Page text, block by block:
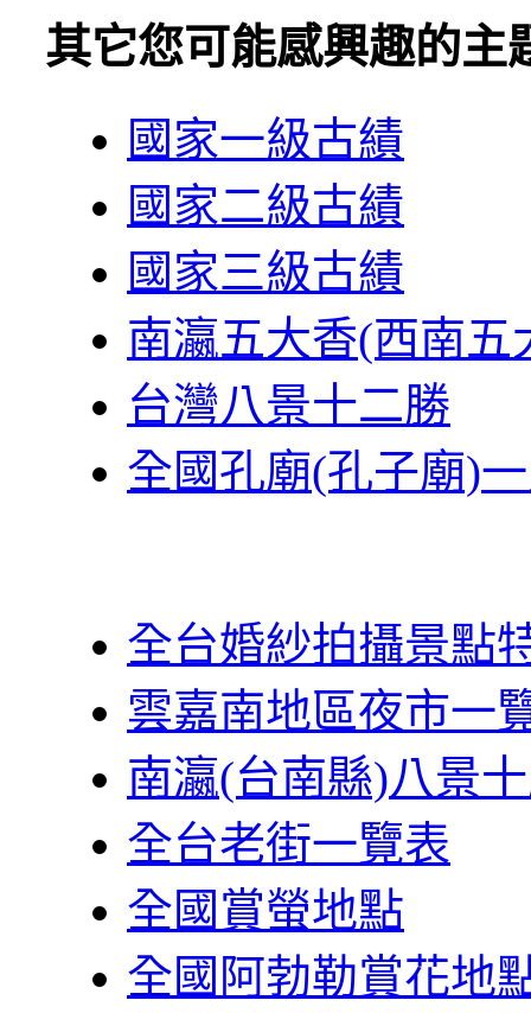
其它您可能感興趣的主
國家一級古績
國家二級古績
國家三級古績
南瀛五大香(西南五
台灣八景十二勝
全國孔廟(孔子廟)
全台婚紗拍攝景點
雲嘉南地區夜市一
南瀛(台南縣)八景
全台老街一覽表
全國賞螢地點
全國阿勃勒賞花地